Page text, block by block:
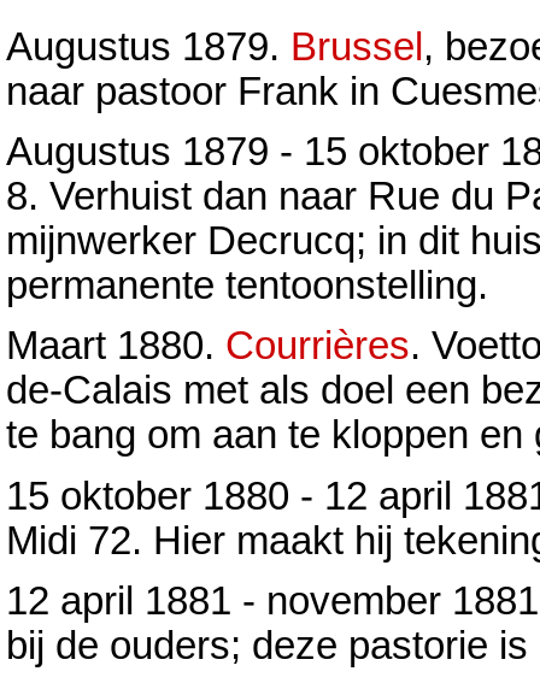
Augustus 1879. Brussel ,
naar pastoor Frank in
Augustus 1879 - 15 oktober
8. Verhuist dan naar Rue du
mijnwerker Decrucq; in dit
permanente tentoonstelling.
Maart 1880. Courrières.
de-Calais met als doel een
te bang om aan te kloppen en
15 oktober 1880 - 12 april
Midi 72. Hier maakt hij
12 april 1881 - november
bij de ouders; deze pastorie